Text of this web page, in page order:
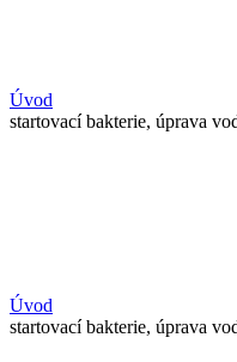
Úvod
startovací bakterie, úprava
Úvod
startovací bakterie, úprava